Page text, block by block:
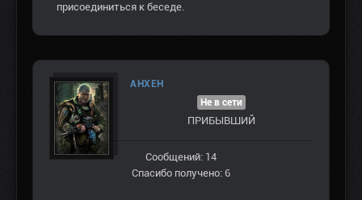
присоединиться к беседе.
АНХЕН
Не в сети
ПРИБЫВШИЙ
Сообщений: 14
Спасибо получено: 6